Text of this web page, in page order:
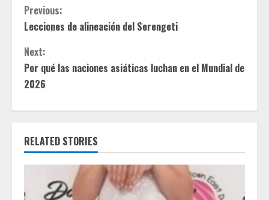
C
o
n
t
i
n
u
e
Previous:
Lecciones de alineación del Serengeti
Next:
Por qué las naciones asiáticas luchan en el Mundial de
2026
RELATED STORIES